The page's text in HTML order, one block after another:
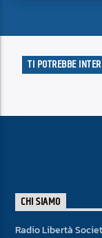
TI POTREBBE
CHI SIAMO
Radio Libertà